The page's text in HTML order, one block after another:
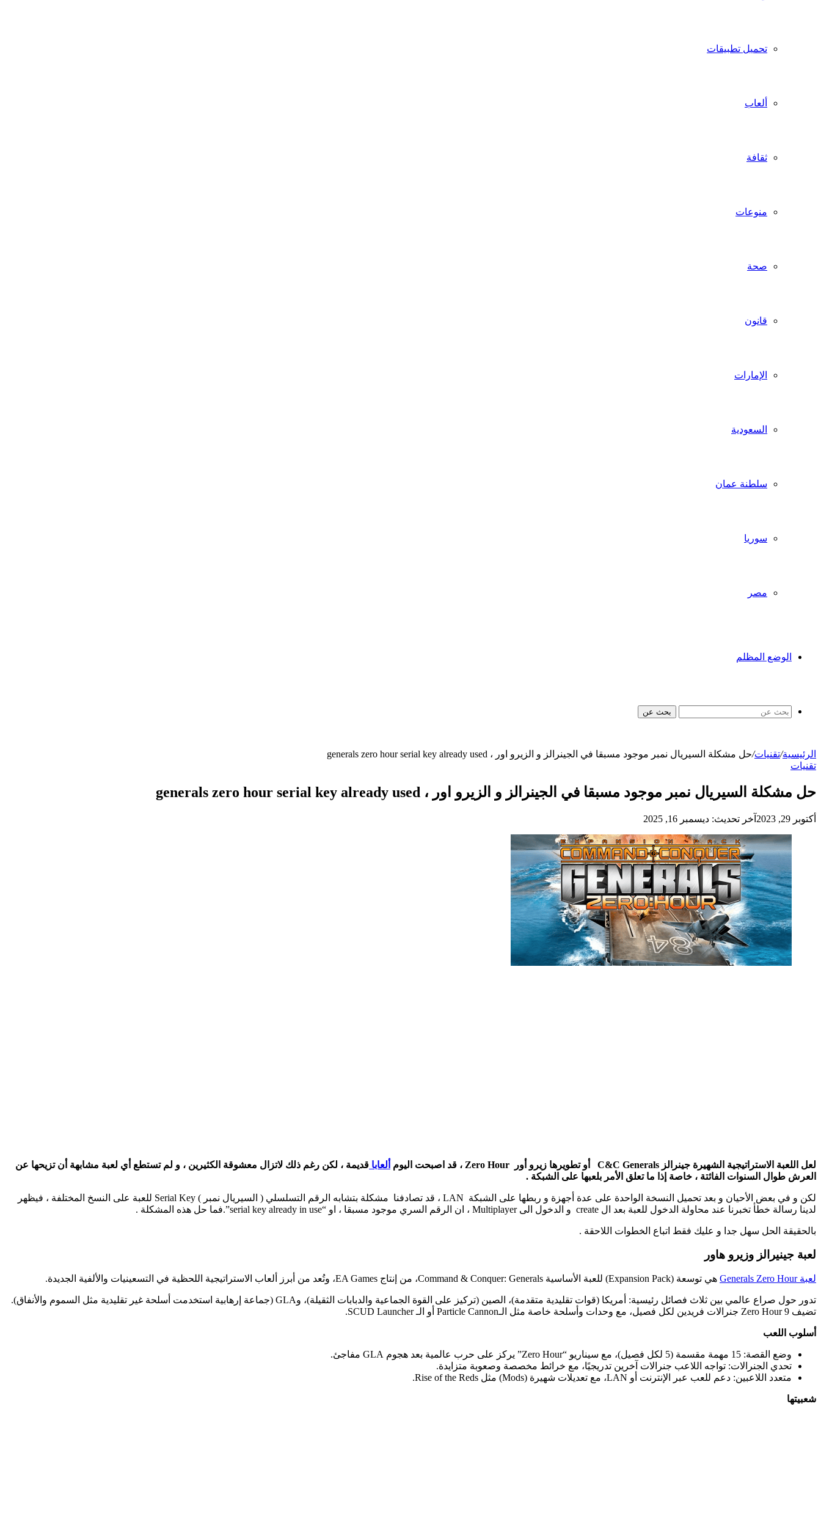
تحميل تطبيقات
ألعاب
ثقافة
منوعات
صحة
قانون
الإمارات
السعودية
سلطنة عمان
سوريا
مصر
الوضع المظلم
بحث عن
الرئيسية/تقنيات/حل مشكلة السيريال نمبر موجود مسبقا في الجينرالز و الزيرو اور ، generals zero hour serial key already used
تقنيات
حل مشكلة السيريال نمبر موجود مسبقا في الجينرالز و الزيرو اور ، generals zero hour serial key already used
أكتوبر 29, 2023 آخر تحديث: ديسمبر 16, 2025
لعل اللعبة الاستراتيجية الشهيرة جينرالز C&C Generals أو تطويرها زيرو أور Zero Hour ، قد اصبحت اليوم ألعابا قديمة ، لكن رغم ذلك لاتزال معشوقة الكثيرين ، و لم تستطع أي لعبة مشابهة أن تزيحها عن
العرش طوال السنوات الفائتة ، خاصة إذا ما تعلق الأمر بلعبها على الشبكة .
لكن و في بعض الأحيان و بعد تحميل النسخة الواحدة على عدة أجهزة و ربطها على الشبكة LAN ، قد تصادفنا مشكلة بتشابه الرقم التسلسلي ( السيريال نمبر ) Serial Key للعبة على النسخ المختلفة ، فيظهر
لدينا رسالة خطأ تخبرنا عند محاولة الدخول للعبة بعد ال create و الدخول الى Multiplayer ، ان الرقم السري موجود مسبقا ، او “serial key already in use”.فما حل هذه المشكلة .
بالحقيقة الحل سهل جدا و عليك فقط اتباع الخطوات اللاحقة .
لعبة جينيرالز وزيرو هاور
لعبة Generals Zero Hour هي توسعة (Expansion Pack) للعبة الأساسية Command & Conquer: Generals، من إنتاج EA Games، وتُعد من أبرز ألعاب الاستراتيجية اللحظية في التسعينيات والألفية الجديدة.
تدور حول صراع عالمي بين ثلاث فصائل رئيسية: أمريكا (قوات تقليدية متقدمة)، الصين (تركيز على القوة الجماعية والدبابات الثقيلة)، وGLA (جماعة إرهابية استخدمت أسلحة غير تقليدية مثل السموم والأنفاق).
تضيف Zero Hour 9 جنرالات فريدين لكل فصيل، مع وحدات وأسلحة خاصة مثل الـParticle Cannon أو الـ SCUD Launcher.
أسلوب اللعب
وضع القصة: 15 مهمة مقسمة (5 لكل فصيل)، مع سيناريو “Zero Hour” يركز على حرب عالمية بعد هجوم GLA مفاجئ.
تحدي الجنرالات: تواجه اللاعب جنرالات آخرين تدريجيًا، مع خرائط مخصصة وصعوبة متزايدة.
متعدد اللاعبين: دعم للعب عبر الإنترنت أو LAN، مع تعديلات شهيرة (Mods) مثل Rise of the Reds.
شعبيتها